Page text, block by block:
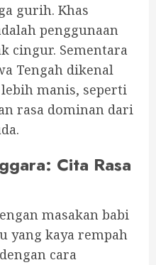
gurih. Khas
penggunaan
cingur. Sementara
Tengah dikenal
manis, seperti
rasa dominan dari
Cita Rasa
masakan babi
yang kaya rempah
cara